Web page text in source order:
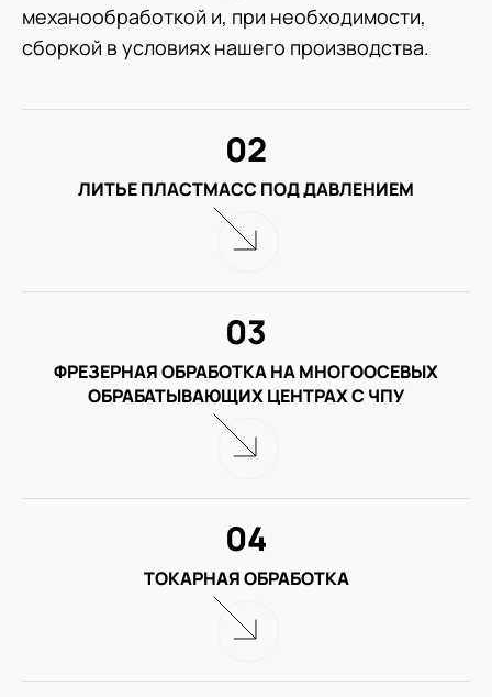
механообработкой и, при необходимости,
сборкой в условиях нашего производства.
ЛИТЬЕ ПЛАСТМАСС ПОД ДАВЛЕНИЕМ
02
ФРЕЗЕРНАЯ ОБРАБОТКА НА МНОГООСЕВЫХ
ОБРАБАТЫВАЮЩИХ ЦЕНТРАХ С ЧПУ
03
ТОКАРНАЯ ОБРАБОТКА
04